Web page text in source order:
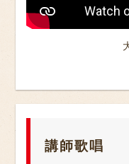
講師歌唱